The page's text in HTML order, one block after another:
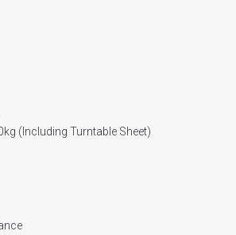
(Including Turntable Sheet)